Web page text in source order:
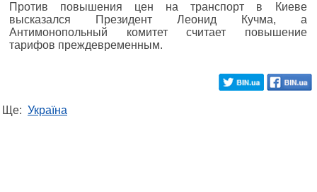
Против повышения цен на транспорт в Киеве
высказался Президент Леонид Кучма, а
Антимонопольный комитет считает повышение
тарифов преждевременным.
Ще: Україна